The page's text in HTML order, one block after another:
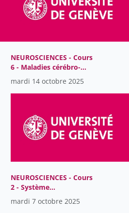
NEUROSCIENCES - Cours
6 - Maladies cérébro-
vasculaires
mardi 14 octobre 2025
NEUROSCIENCES - Cours
2 - Système
somatomoteur
mardi 7 octobre 2025